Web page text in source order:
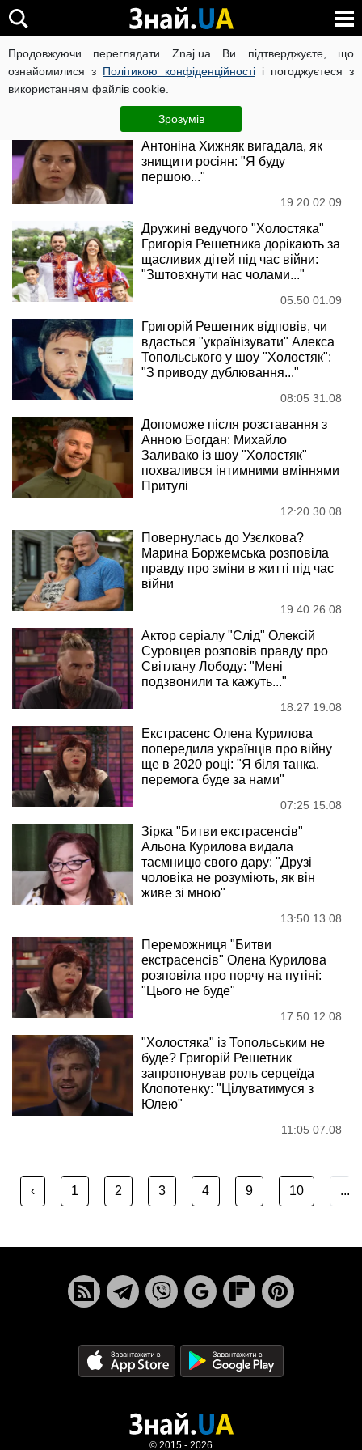
Продовжуючи переглядати Znaj.ua Ви підтверджуєте, що
ознайомилися з Політикою конфіденційностіі погоджуєтеся з
використанням файлів cookie.
Зрозумів
Григорій Решетнік
Новини
Мотря з "Спіймати Кайдаша"
Антоніна Хижняк вигадала, як
знищити росіян: "Я буду
першою..."
19:20 02.09
Дружині ведучого "Холостяка"
Григорія Решетника дорікають за
щасливих дітей під час війни:
"Зштовхнути нас чолами..."
05:50 01.09
Григорій Решетник відповів, чи
вдасться "українізувати" Алекса
Топольського у шоу "Холостяк":
"З приводу дублювання..."
08:05 31.08
Допоможе після розставання з
Анною Богдан: Михайло
Заливако із шоу "Холостяк"
похвалився інтимними вміннями
Притулі
12:20 30.08
Повернулась до Узєлкова?
Марина Боржемська розповіла
правду про зміни в житті під час
війни
19:40 26.08
Актор серіалу "Слід" Олексій
Суровцев розповів правду про
Світлану Лободу: "Мені
подзвонили та кажуть..."
18:27 19.08
Екстрасенс Олена Курилова
попередила українців про війну
ще в 2020 році: "Я біля танка,
перемога буде за нами"
07:25 15.08
Зірка "Битви екстрасенсів"
Альона Курилова видала
таємницю свого дару: "Друзі
чоловіка не розуміють, як він
живе зі мною"
13:50 13.08
Переможниця "Битви
екстрасенсів" Олена Курилова
розповіла про порчу на путіні:
"Цього не буде"
17:50 12.08
"Холостяка" із Топольським не
буде? Григорій Решетник
запропонував роль серцеїда
Клопотенку: "Цілуватимуся з
Юлею"
11:05 07.08
‹ 1 2 3 4 9 10 ...
© 2015 - 2026